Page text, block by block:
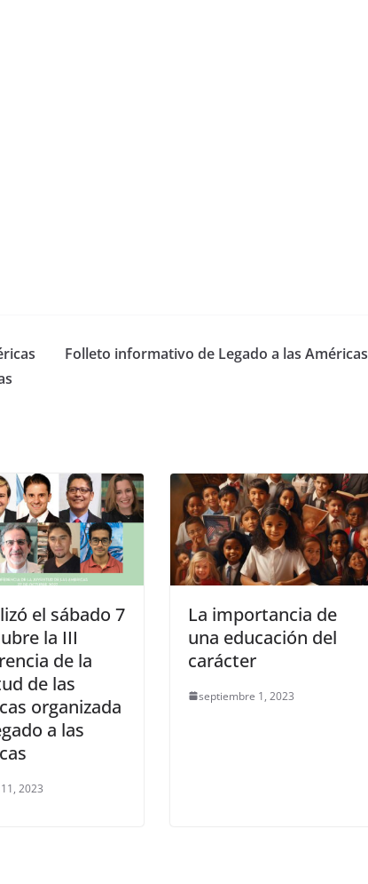
Folleto informativo de Legado a las Américas
el sábado 7
la III
de la
de las
organizada
a las
2023
La importancia de
una educación del
carácter
septiembre 1, 2023